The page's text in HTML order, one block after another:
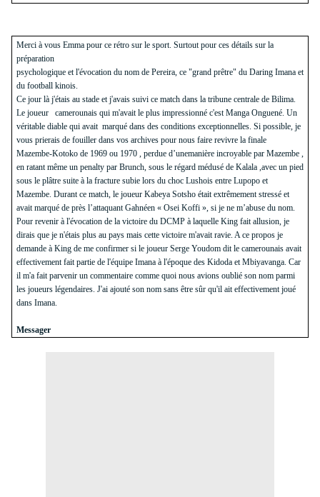
Merci à vous Emma pour ce rétro sur le sport. Surtout pour ces détails sur la
préparation
psychologique et l'évocation du nom de Pereira, ce "grand prêtre" du Daring Imana et
du football kinois.
Ce jour là j'étais au stade et j'avais suivi ce match dans la tribune centrale de Bilima.
Le joueur camerounais qui m'avait le plus impressionné c'est Manga Onguené. Un
véritable diable qui avait marqué dans des conditions exceptionnelles. Si possible, je
vous prierais de fouiller dans vos archives pour nous faire revivre la finale
Mazembe-Kotoko de 1969 ou 1970 , perdue d’unemanière incroyable par Mazembe ,
en ratant même un penalty par Brunch, sous le régard médusé de Kalala ,avec un pied
sous le plâtre suite à la fracture subie lors du choc Lushois entre Lupopo et
Mazembe. Durant ce match, le joueur Kabeya Sotsho était extrêmement stressé et
avait marqué de près l’attaquant Gahnéen « Osei Koffi », si je ne m’abuse du nom.
Pour revenir à l'évocation de la victoire du DCMP à laquelle King fait allusion, je
dirais que je n'étais plus au pays mais cette victoire m'avait ravie. A ce propos je
demande à King de me confirmer si le joueur Serge Youdom dit le camerounais avait
effectivement fait partie de l'équipe Imana à l'époque des Kidoda et Mbiyavanga. Car
il m'a fait parvenir un commentaire comme quoi nous avions oublié son nom parmi
les joueurs légendaires. J'ai ajouté son nom sans être sûr qu'il ait effectivement joué
dans Imana.
Messager